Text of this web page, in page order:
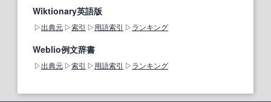
Wiktionary英語版
出典元 索引 用語索引 ランキング
Weblio例文辞書
出典元 索引 用語索引 ランキング